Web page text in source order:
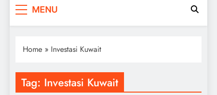
MENU
Home » Investasi Kuwait
Tag: Investasi Kuwait